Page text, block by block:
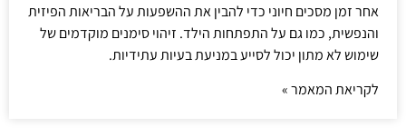
אחר זמן מסכים חיוני כדי להבין את ההשפעות על הבריאות הפיזית
והנפשית, כמו גם על התפתחות הילד. זיהוי סימנים מוקדמים של
שימוש לא מתון יכול לסייע במניעת בעיות עתידיות.
לקריאת המאמר »